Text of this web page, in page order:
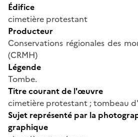
Édifice
cimetière protestant
Producteur
Conservations régionales des
(CRMH)
Légende
Tombe.
Titre courant de l'œuvre
cimetière protestant ; tombeau
Sujet représenté par la
graphique